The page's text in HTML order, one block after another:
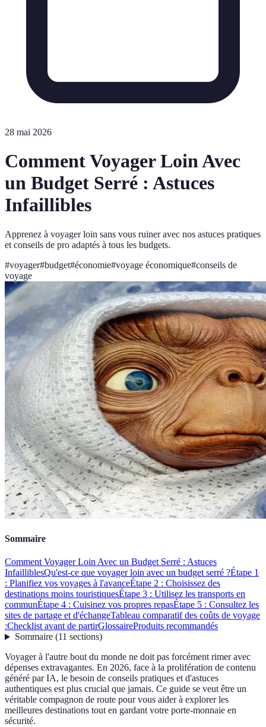
28 mai 2026
Comment Voyager Loin Avec
un Budget Serré : Astuces
Infaillibles
Apprenez à voyager loin sans vous ruiner avec nos astuces pratiques
et conseils de pro adaptés à tous les budgets.
#voyager#budget#économie#voyage économique#conseils de
voyage
Sommaire
Comment Voyager Loin Avec un Budget Serré : Astuces
InfailliblesQu'est-ce que voyager loin avec un budget serré ?Étape 1
: Planifiez vos voyages à l'avanceÉtape 2 : Choisissez des
destinations moins touristiquesÉtape 3 : Utilisez les transports en
communÉtape 4 : Cuisinez vos propres repasÉtape 5 : Consultez les
sites de partage et d'échangeTableau comparatif des coûts de voyage
:Checklist avant de partirGlossaireProduits recommandés
Sommaire(11 sections)
Voyager à l'autre bout du monde ne doit pas forcément rimer avec
dépenses extravagantes. En 2026, face à la prolifération de contenu
généré par IA, le besoin de conseils pratiques et d'astuces
authentiques est plus crucial que jamais. Ce guide se veut être un
véritable compagnon de route pour vous aider à explorer les
meilleures destinations tout en gardant votre porte-monnaie en
sécurité.